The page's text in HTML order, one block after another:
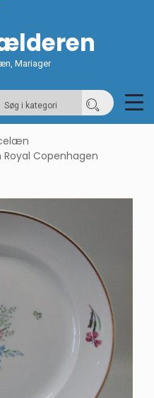
Mariager
Søg i kategori
Royal Copenhagen